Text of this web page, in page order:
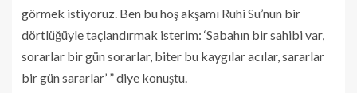
görmek istiyoruz. Ben bu hoş akşamı Ruhi Su’nun bir
dörtlüğüyle taçlandırmak isterim: ‘Sabahın bir sahibi var,
sorarlar bir gün sorarlar, biter bu kaygılar acılar, sararlar
bir gün sararlar’ ” diye konuştu.